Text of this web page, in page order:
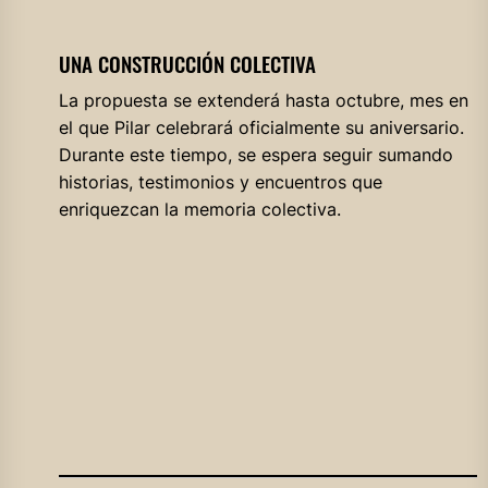
UNA CONSTRUCCIÓN COLECTIVA
La propuesta se extenderá hasta octubre, mes en
el que Pilar celebrará oficialmente su aniversario.
Durante este tiempo, se espera seguir sumando
historias, testimonios y encuentros que
enriquezcan la memoria colectiva.